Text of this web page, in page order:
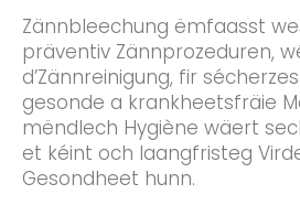
Zännbleechung ëmfaasst
präventiv Zännprozeduren,
d’Zännreinigung, fir
gesonde a krankheetsfräie
mëndlech Hygiène wäert
et kéint och laangfristeg
Gesondheet hunn.